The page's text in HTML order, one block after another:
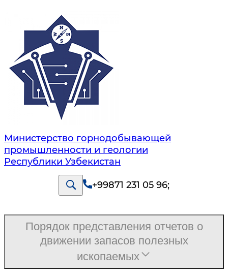
Министерство горнодобывающей
промышленности и геологии
Республики Узбекистан
+99871 231 05 96;
Порядок представления отчетов о
движении запасов полезных
ископаемых